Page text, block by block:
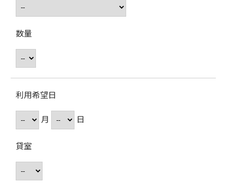
数量
利用希望日
月
日
貸室